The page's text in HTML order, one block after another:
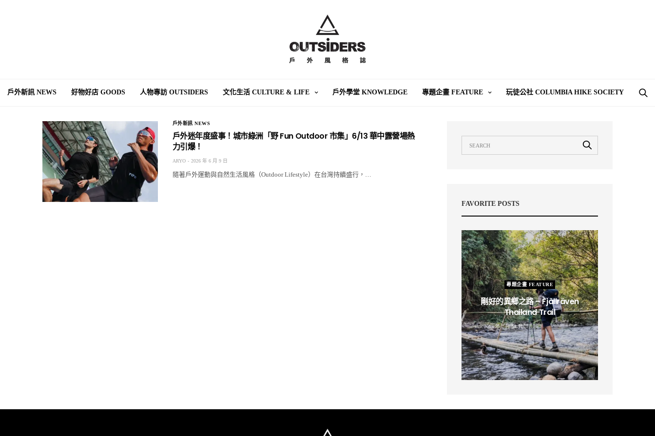
戶外新訊 NEWS 好物好店 GOODS 人物專訪 OUTSIDERS 文化生活 CULTURE & LIFE 戶外學堂 KNOWLEDGE 專題企畫 FEATURE 玩徒公社 COLUMBIA HIKE SOCIETY
戶外新訊 NEWS
戶外迷年度盛事！城市綠洲「野 Fun Outdoor 市集」6/13 華中露營場熱
力引爆！
ARYO 2026 年 6 月 9 日
隨著戶外運動與自然生活風格（Outdoor Lifestyle）在台灣持續盛行，…
FAVORITE POSTS
專題企畫 FEATURE
剛好的異鄉之路 – Fjällräven
Thailand Trail
B 2019 年 2 月 12 日